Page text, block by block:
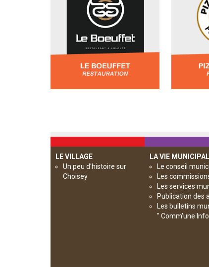
LE VILLAGE
Un peu d'histoire sur
Choisey
LA VIE
Le conseil
Les
Les services
Publication des
Les bulletins
" Comm'une